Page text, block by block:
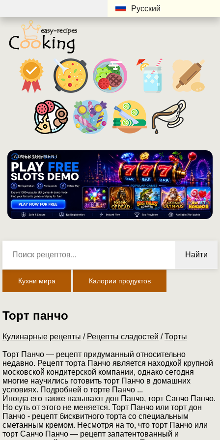
Русский
ADVERTISEMENT
Найти
Кухни мира Калории продуктов
Торт панчо
Кулинарные рецепты / Рецепты сладостей /Торты
Торт Панчо — рецепт придуманный относительно
недавно. Рецепт торта Панчо является находкой крупной
московской кондитерской компании, однако сегодня
многие научились готовить торт Панчо в домашних
условиях. Подробней о торте Панчо ...
Иногда его также называют дон Панчо, торт Санчо Панчо.
Но суть от этого не меняется. Торт Панчо или торт дон
Панчо - рецепт бисквитного торта со специальным
сметанным кремом. Несмотря на то, что торт Панчо или
торт Санчо Панчо — рецепт запатентованный и